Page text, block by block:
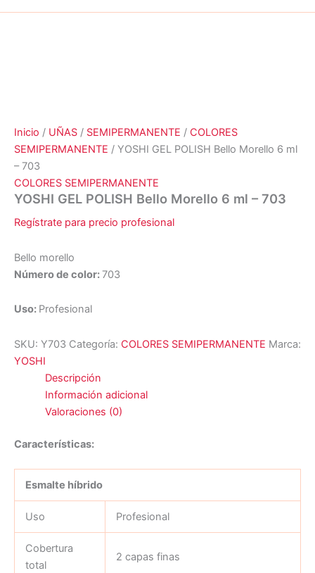
Inicio / UÑAS / SEMIPERMANENTE / COLORES
SEMIPERMANENTE / YOSHI GEL POLISH Bello Morello 6 ml
– 703
COLORES SEMIPERMANENTE
YOSHI GEL POLISH Bello Morello 6 ml – 703
Regístrate para precio profesional
Bello morello
Número de color: 703
Uso: Profesional
SKU: Y703 Categoría: COLORES SEMIPERMANENTE Marca:
YOSHI
Descripción
Información adicional
Valoraciones (0)
Características:
Esmalte híbrido
Uso Profesional
Cobertura
total
2 capas finas